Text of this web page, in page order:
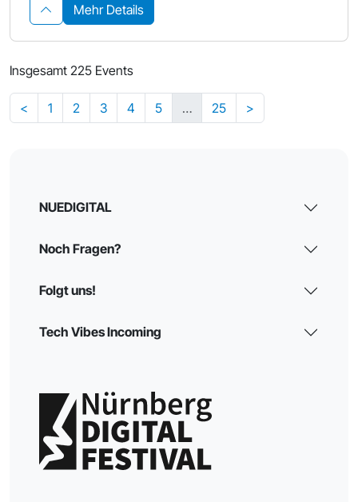
Mehr Details
Insgesamt 225 Events
< 1 2 3 4 5 … 25 >
NUEDIGITAL
Noch Fragen?
Folgt uns!
Tech Vibes Incoming